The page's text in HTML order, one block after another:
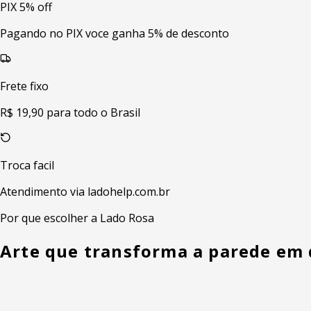
PIX 5% off
Pagando no PIX voce ganha 5% de desconto
Frete fixo
R$ 19,90 para todo o Brasil
Troca facil
Atendimento via ladohelp.com.br
Por que escolher a Lado Rosa
Arte que transforma a parede em